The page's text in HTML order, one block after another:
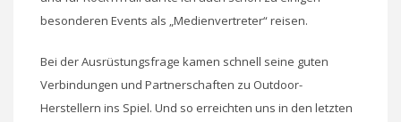
besonderen Events als „Medienvertreter“ reisen.
Bei der Ausrüstungsfrage kamen schnell seine guten
Verbindungen und Partnerschaften zu Outdoor-
Herstellern ins Spiel. Und so erreichten uns in den letzten